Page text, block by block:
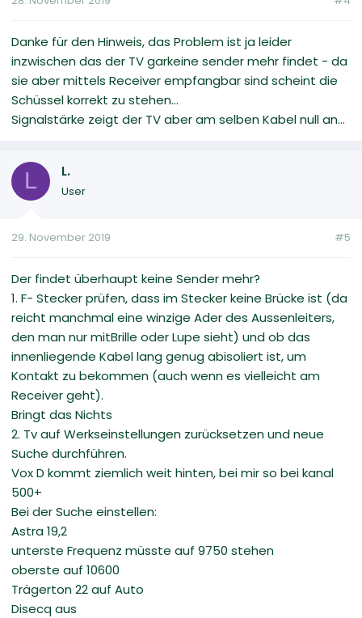
Danke für den Hinweis, das Problem ist ja leider
inzwischen das der TV garkeine sender mehr findet - da
sie aber mittels Receiver empfangbar sind scheint die
Schüssel korrekt zu stehen...
Signalstärke zeigt der TV aber am selben Kabel null an...
L L.
User
29. November 2019 #5
Der findet überhaupt keine Sender mehr?
1. F- Stecker prüfen, dass im Stecker keine Brücke ist (da
reicht manchmal eine winzige Ader des Aussenleiters,
den man nur mitBrille oder Lupe sieht) und ob das
innenliegende Kabel lang genug abisoliert ist, um
Kontakt zu bekommen (auch wenn es vielleicht am
Receiver geht).
Bringt das Nichts
2. Tv auf Werkseinstellungen zurücksetzen und neue
Suche durchführen.
Vox D kommt ziemlich weit hinten, bei mir so bei kanal
500+
Bei der Suche einstellen:
Astra 19,2
unterste Frequenz müsste auf 9750 stehen
oberste auf 10600
Trägerton 22 auf Auto
Disecq aus